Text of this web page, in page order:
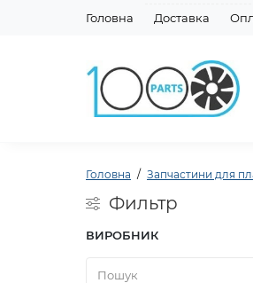
Головна Доставка
Головна Запчастини для
Фильтр
ВИРОБНИК